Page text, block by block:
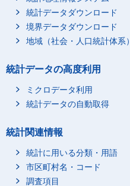
統計データダウンロード
境界データダウンロード
地域（社会・人口統計体系）
統計データの高度利用
ミクロデータ利用
統計データの自動取得
統計関連情報
統計に用いる分類・用語
市区町村名・コード
調査項目